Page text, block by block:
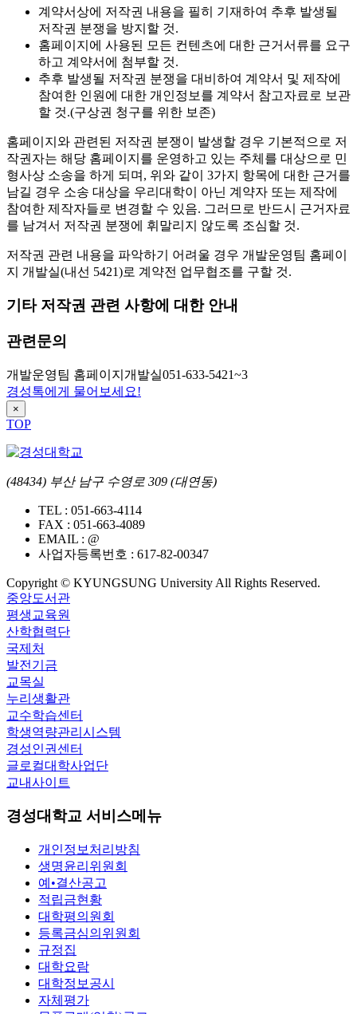
계약서상에 저작권 내용을 필히 기재하여 추후 발생될
저작권 분쟁을 방지할 것.
홈페이지에 사용된 모든 컨텐츠에 대한 근거서류를 요구
하고 계약서에 첨부할 것.
추후 발생될 저작권 분쟁을 대비하여 계약서 및 제작에
참여한 인원에 대한 개인정보를 계약서 참고자료로 보관
할 것.(구상권 청구를 위한 보존)
홈페이지와 관련된 저작권 분쟁이 발생할 경우 기본적으로 저
작권자는 해당 홈페이지를 운영하고 있는 주체를 대상으로 민
형사상 소송을 하게 되며, 위와 같이 3가지 항목에 대한 근거를
남길 경우 소송 대상을 우리대학이 아닌 계약자 또는 제작에
참여한 제작자들로 변경할 수 있음. 그러므로 반드시 근거자료
를 남겨서 저작권 분쟁에 휘말리지 않도록 조심할 것.
저작권 관련 내용을 파악하기 어려울 경우 개발운영팀 홈페이
지 개발실(내선 5421)로 계약전 업무협조를 구할 것.
기타 저작권 관련 사항에 대한 안내
관련문의
개발운영팀 홈페이지개발실051-633-5421~3
경성톡에게 물어보세요!
×
TOP
(48434) 부산 남구 수영로 309 (대연동)
TEL : 051-663-4114
FAX : 051-663-4089
EMAIL : @
사업자등록번호 : 617-82-00347
Copyright © KYUNGSUNG University All Rights Reserved.
중앙도서관
평생교육원
산학협력단
국제처
발전기금
교목실
누리생활관
교수학습센터
학생역량관리시스템
경성인권센터
글로컬대학사업단
교내사이트
경성대학교 서비스메뉴
개인정보처리방침
생명윤리위원회
예•결산공고
적립금현황
대학평의원회
등록금심의위원회
규정집
대학요람
대학정보공시
자체평가